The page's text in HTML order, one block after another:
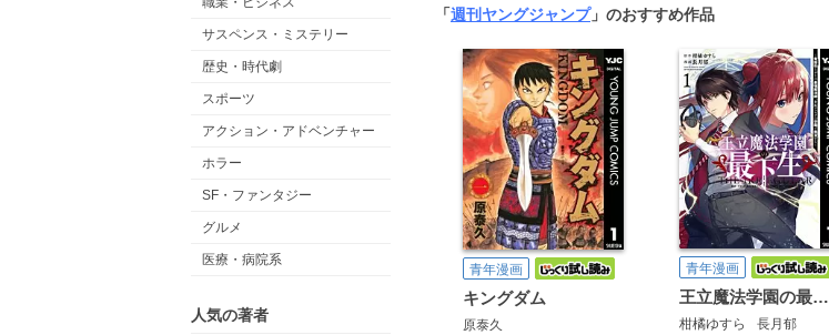
サスペンス・ミステリー
歴史・時代劇
スポーツ
アクション・アドベンチャー
ホラー
SF・ファンタジー
グルメ
医療・病院系
人気の著者
「週刊ヤングジャンプ」のおすすめ作品
青年漫画
キングダム
原泰久
青年漫画
王立魔法学園の最下生～貧困街上がりの最強魔法師、貴族だらけの学園で無双する～
柑橘ゆすら 長月郁